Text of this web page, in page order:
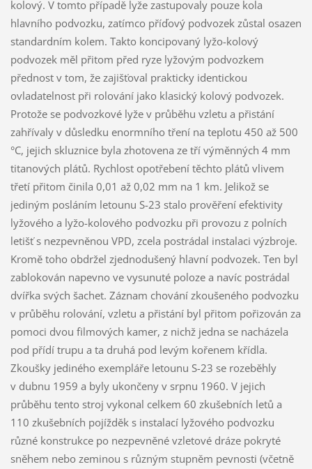
kolový. V tomto případě lyže zastupovaly pouze kola
hlavního podvozku, zatímco příďový podvozek zůstal osazen
standardním kolem. Takto koncipovaný lyžo-kolový
podvozek měl přitom před ryze lyžovým podvozkem
přednost v tom, že zajišťoval prakticky identickou
ovladatelnost při rolování jako klasický kolový podvozek.
Protože se podvozkové lyže v průběhu vzletu a přistání
zahřívaly v důsledku enormního tření na teplotu 450 až 500
°C, jejich skluznice byla zhotovena ze tří výměnných 4 mm
titanových plátů. Rychlost opotřebení těchto plátů vlivem
třetí přitom činila 0,01 až 0,02 mm na 1 km. Jelikož se
jediným posláním letounu S-23 stalo prověření efektivity
lyžového a lyžo-kolového podvozku při provozu z polních
letišť s nezpevněnou VPD, zcela postrádal instalaci výzbroje.
Kromě toho obdržel zjednodušený hlavní podvozek. Ten byl
zablokován napevno ve vysunuté poloze a navíc postrádal
dvířka svých šachet. Záznam chování zkoušeného podvozku
v průběhu rolování, vzletu a přistání byl přitom pořizován za
pomoci dvou filmových kamer, z nichž jedna se nacházela
pod přídí trupu a ta druhá pod levým kořenem křídla.
Zkoušky jediného exempláře letounu S-23 se rozeběhly
v dubnu 1959 a byly ukončeny v srpnu 1960. V jejich
průběhu tento stroj vykonal celkem 60 zkušebních letů a
110 zkušebních pojížděk s instalací lyžového podvozku
různé konstrukce po nezpevněné vzletové dráze pokryté
sněhem nebo zeminou s různým stupněm pevnosti (včetně